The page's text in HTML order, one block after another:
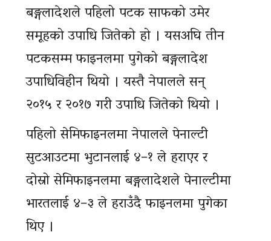
बङ्गलादेशले पहिलो पटक साफको उमेर
समूहको उपाधि जितेको हो । यसअघि तीन
पटकसम्म फाइनलमा पुगेको बङ्गलादेश
उपाधिविहीन थियो । यस्तै नेपालले सन्
२०१५ र २०१७ गरी उपाधि जितेको थियो ।
पहिलो सेमिफाइनलमा नेपालले पेनाल्टी
सुटआउटमा भुटानलाई ४–१ ले हराएर र
दोस्रो सेमिफाइनलमा बङ्गलादेशले पेनाल्टीमा
भारतलाई ४–३ ले हराउँदै फाइनलमा पुगेका
थिए ।